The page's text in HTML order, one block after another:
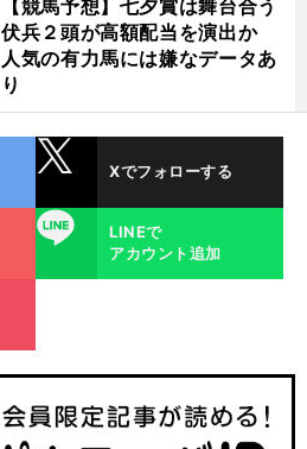
【競馬予想】七夕賞は舞台合う
伏兵２頭が高額配当を演出か
人気の有力馬には嫌なデータあ
り
Xでフォローする
LINE
LINEで
アカウント追加